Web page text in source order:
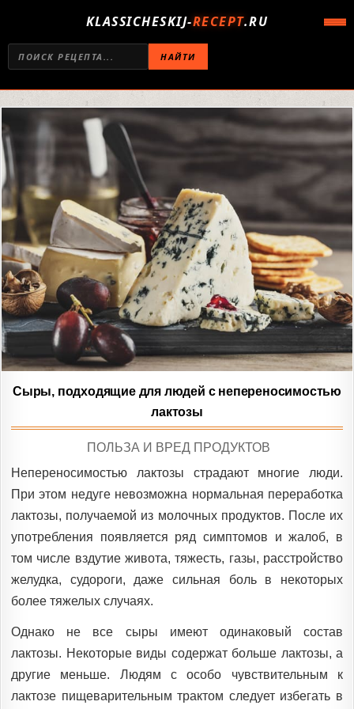
KLASSICHESKIJ-RECEPT.RU
НАЙТИ
Сыры, подходящие для людей с непереносимостью
лактозы
POSTED
ПОЛЬЗА И ВРЕД ПРОДУКТОВ
Непереносимостью лактозы страдают многие люди.
При этом недуге невозможна нормальная переработка
лактозы, получаемой из молочных продуктов. После их
употребления появляется ряд симптомов и жалоб, в
том числе вздутие живота, тяжесть, газы, расстройство
желудка, судороги, даже сильная боль в некоторых
более тяжелых случаях.
Однако не все сыры имеют одинаковый состав
лактозы. Некоторые виды содержат больше лактозы, а
другие меньше. Людям с особо чувствительным к
лактозе пищеварительным трактом следует избегать в